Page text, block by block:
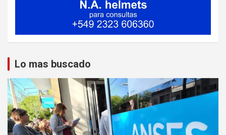
Lo mas buscado